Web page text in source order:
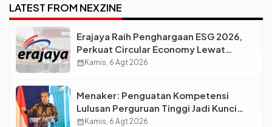
LATEST FROM NEXZINE
Erajaya Raih Penghargaan ESG 2026,
Perkuat Circular Economy Lewat
Pengelolaan Limbah Berkelanjutan
calendar_monthKamis, 6 Agt 2026
Menaker: Penguatan Kompetensi
Lulusan Perguruan Tinggi Jadi Kunci
Menjawab Kebutuhan Dunia Kerja
calendar_monthKamis, 6 Agt 2026